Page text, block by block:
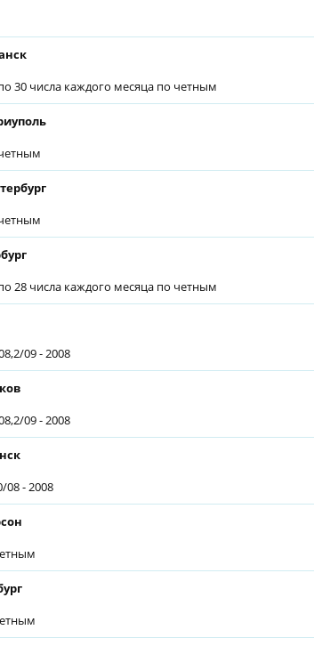
30 числа каждого месяца по четным
28 числа каждого месяца по четным
09 - 2008
09 - 2008
08 - 2008